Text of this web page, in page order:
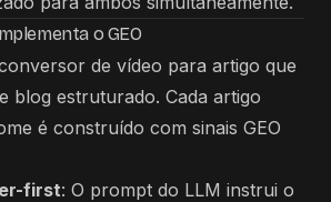
o GEO
de vídeo para artigo que
blog estruturado. Cada artigo
é construído com sinais GEO
first: O prompt do LLM instrui o